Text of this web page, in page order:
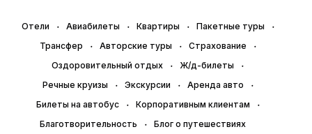
Отели Авиабилеты Квартиры
Пакетные туры
Трансфер
Авторские туры
Страхование
Оздоровительный отдых
Ж/д-билеты
Речные круизы
Экскурсии
Аренда авто
Билеты на автобус
Корпоративным клиентам
Благотворительность
Блог о путешествиях